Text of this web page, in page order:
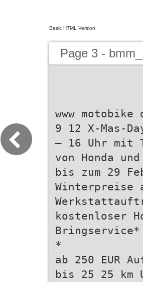
Basic HTML Version
Page 3 -
www motobike
9 12 X-Mas-
– 16 Uhr mit
von Honda
bis zum 29
Winterpreise
kostenloser
Bringservice*
*
ab 250 EUR
bis 25 25 km